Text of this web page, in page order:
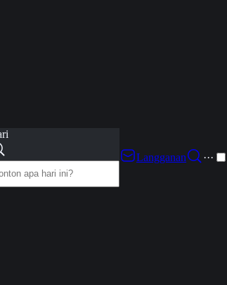
Langganan
···